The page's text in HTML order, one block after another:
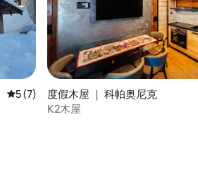
平均评分 5 分（满分 5 分），共 7 条评价
5 (7)
度假木屋 ｜ 科帕奥尼克
K2木屋